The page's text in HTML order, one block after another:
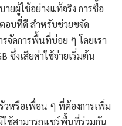
ยผู้ใช้อย่างแท้จริง การซื้อ
อบที่ดี สำหรับช่วยขจัด
จัดการพื้นที่บ่อย ๆ โดยเรา
ซึ่งเสียค่าใช้จ่ายเริ่มต้น
วหรือเพื่อน ๆ ที่ต้องการเพิ่ม
ใช้สามารถแชร์พื้นที่ร่วมกัน